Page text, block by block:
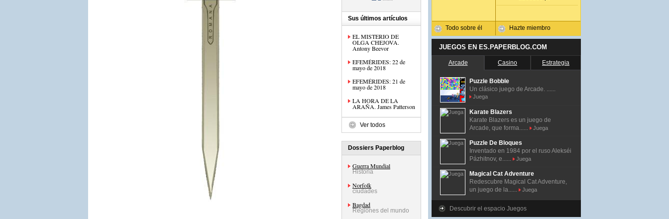
Sus últimos artículos
EL MISTERIO DE
OLGA CHEJOVA.
Antony Beevor
EFEMÉRIDES: 22 de
mayo de 2018
EFEMÉRIDES: 21 de
mayo de 2018
LA HORA DE LA
ARAÑA. James Patterson
Ver todos
Dossiers Paperblog
Guerra Mundial
Historia
Norfolk
ciudades
Bagdad
Regiones del mundo
Todo sobre él Hazte miembro
JUEGOS EN ES.PAPERBLOG.COM
Arcade Casino Estrategia
Puzzle Bobble
Un clásico juego de Arcade. ......
Juega
Karate Blazers
Karate Blazers es un juego de
Arcade, que forma......
Juega
Puzzle De Bloques
Inventado en 1984 por el ruso Alekséi
Pázhitnov, e......
Juega
Magical Cat Adventure
Redescubre Magical Cat Adventure,
un juego de la......
Juega
Descubrir el espacio Juegos